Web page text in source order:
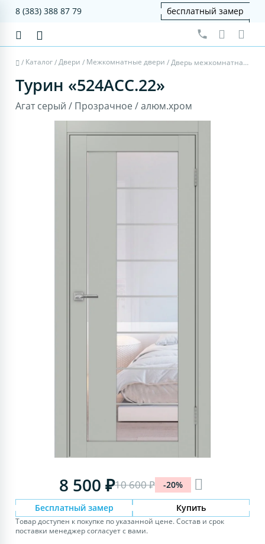
8 (383) 388 87 79 бесплатный замер
/ Каталог/Двери / Межкомнатные двери / Дверь межкомнатная Турин 524АСС.22 - агат серый, прозрачное, алюм.хром
Турин «524АСС.22»
Агат серый / Прозрачное / алюм.хром
8 500 ₽10 600 ₽ -20%
Бесплатный замер Купить
Товар доступен к покупке по указанной цене. Состав и срок
поставки менеджер согласует с вами.